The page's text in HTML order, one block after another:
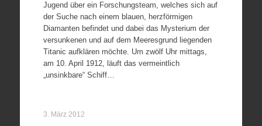
Jugend über ein Forschungsteam, welches sich auf
der Suche nach einem blauen, herzförmigen
Diamanten befindet und dabei das Mysterium der
versunkenen und auf dem Meeresgrund liegenden
Titanic aufklären möchte. Um zwölf Uhr mittags,
am 10. April 1912, läuft das vermeintlich
„unsinkbare“ Schiff…
3. März 2012